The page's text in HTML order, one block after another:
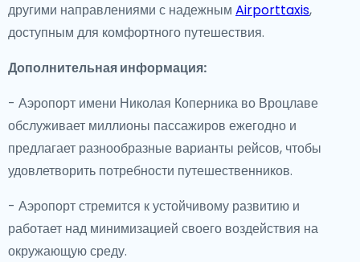
другими направлениями с надежным Airporttaxis,
доступным для комфортного путешествия.
Дополнительная информация:
- Аэропорт имени Николая Коперника во Вроцлаве
обслуживает миллионы пассажиров ежегодно и
предлагает разнообразные варианты рейсов, чтобы
удовлетворить потребности путешественников.
- Аэропорт стремится к устойчивому развитию и
работает над минимизацией своего воздействия на
окружающую среду.